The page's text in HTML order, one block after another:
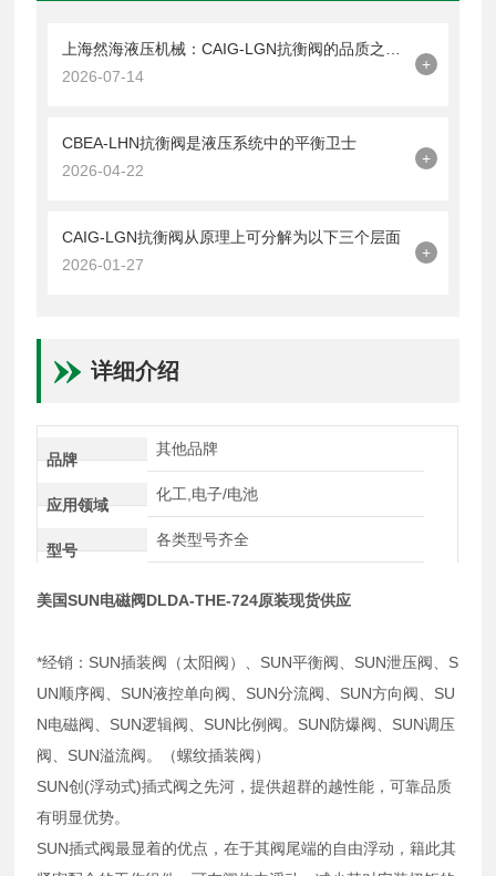
2026-07-14
+
CBEA-LHN抗衡阀是液压系统中的平衡卫士
2026-04-22
+
CAIG-LGN抗衡阀从原理上可分解为以下三个层面
2026-01-27
+
详细介绍
品牌
其他品牌
应用领域
化工,电子/电池
型号
各类型号齐全
美国SUN电磁阀DLDA-THE-724原装现货供应
*经销：SUN插装阀（太阳阀）、SUN平衡阀、SUN泄压阀、S
UN顺序阀、SUN液控单向阀、SUN分流阀、SUN方向阀、SU
N电磁阀、SUN逻辑阀、SUN比例阀。SUN防爆阀、SUN调压
阀、SUN溢流阀。（螺纹插装阀）
SUN创(浮动式)插式阀之先河，提供超群的越性能，可靠品质
有明显优势。
SUN插式阀最显着的优点，在于其阀尾端的自由浮动，籍此其